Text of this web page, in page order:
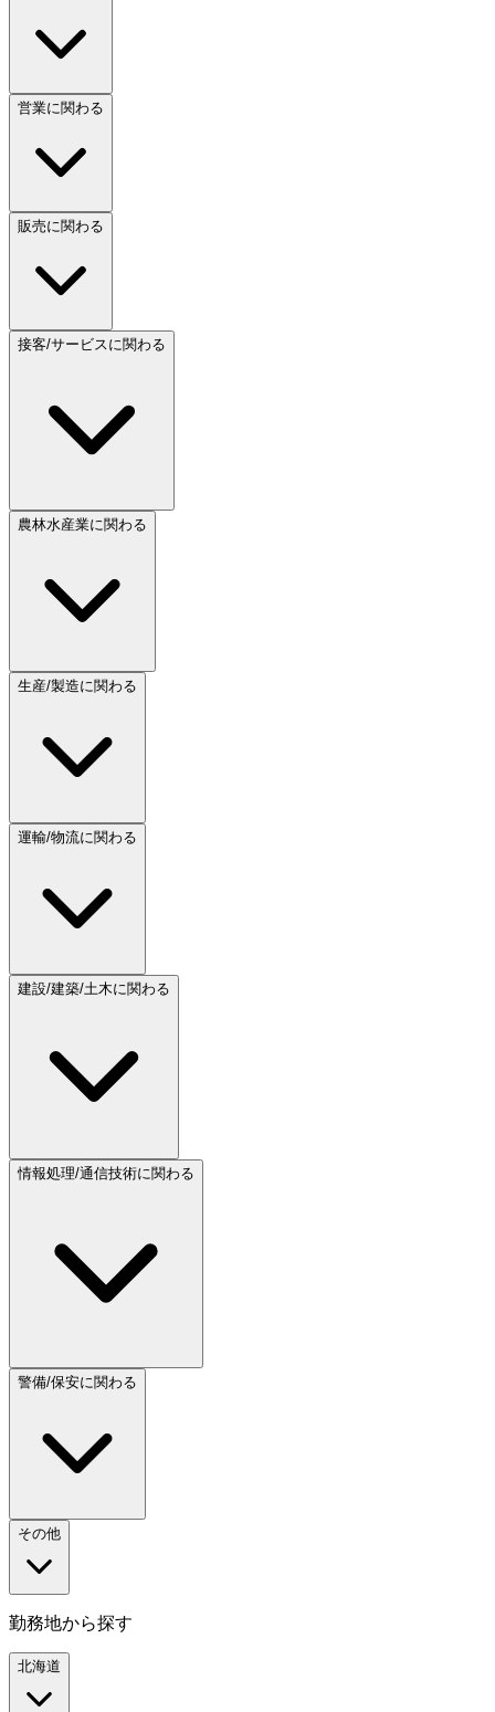
営業に関わる
販売に関わる
接客/サービスに関わる
農林水産業に関わる
生産/製造に関わる
運輸/物流に関わる
建設/建築/土木に関わる
情報処理/通信技術に関わる
警備/保安に関わる
その他
勤務地から探す
北海道